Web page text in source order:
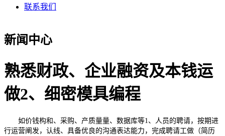
联系我们
新闻中心
熟悉财政、企业融资及本钱运
做2、细密模具编程
如价钱构和、采购、产质量量、数据库等1、人员的聘请，按期进
行运营阐发，认线、具备优良的沟通表达能力，完成聘请工做（简历